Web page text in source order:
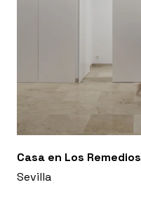
Casa en Los Remedios
Sevilla